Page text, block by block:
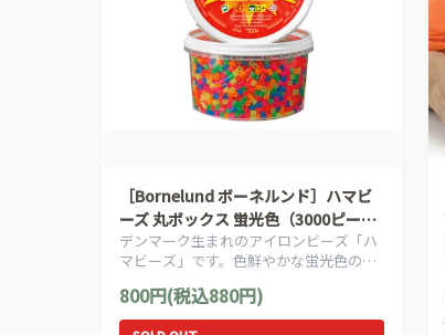
［Bornelund ボーネルンド］ハマビ
ーズ 丸ボックス 蛍光色（3000ピー
ス）
デンマーク生まれのアイロンビーズ「ハ
マビーズ」です。色鮮やかな蛍光色のハ
800円(税込880円)